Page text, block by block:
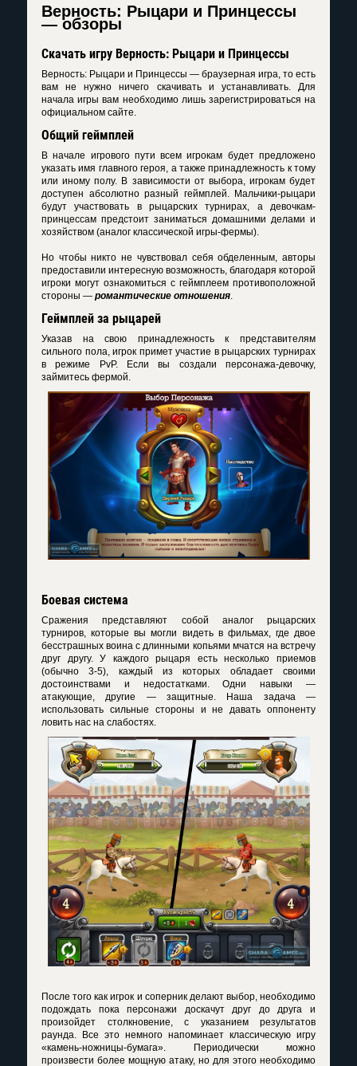
Верность: Рыцари и Принцессы
— обзоры
Скачать игру Верность: Рыцари и Принцессы
Верность: Рыцари и Принцессы — браузерная игра, то есть
вам не нужно ничего скачивать и устанавливать. Для
начала игры вам необходимо лишь зарегистрироваться на
официальном сайте.
Общий геймплей
В начале игрового пути всем игрокам будет предложено
указать имя главного героя, а также принадлежность к тому
или иному полу. В зависимости от выбора, игрокам будет
доступен абсолютно разный геймплей. Мальчики-рыцари
будут участвовать в рыцарских турнирах, а девочкам-
принцессам предстоит заниматься домашними делами и
хозяйством (аналог классической игры-фермы).
Но чтобы никто не чувствовал себя обделенным, авторы
предоставили интересную возможность, благодаря которой
игроки могут ознакомиться с геймплеем противоположной
стороны — романтические отношения.
Геймплей за рыцарей
Указав на свою принадлежность к представителям
сильного пола, игрок примет участие в рыцарских турнирах
в режиме PvP. Если вы создали персонажа-девочку,
займитесь фермой.
Боевая система
Сражения представляют собой аналог рыцарских
турниров, которые вы могли видеть в фильмах, где двое
бесстрашных воина с длинными копьями мчатся на встречу
друг другу. У каждого рыцаря есть несколько приемов
(обычно 3-5), каждый из которых обладает своими
достоинствами и недостатками. Одни навыки —
атакующие, другие — защитные. Наша задача —
использовать сильные стороны и не давать оппоненту
ловить нас на слабостях.
После того как игрок и соперник делают выбор, необходимо
подождать пока персонажи доскачут друг до друга и
произойдет столкновение, с указанием результатов
раунда. Все это немного напоминает классическую игру
«камень-ножницы-бумага». Периодически можно
произвести более мощную атаку, но для этого необходимо